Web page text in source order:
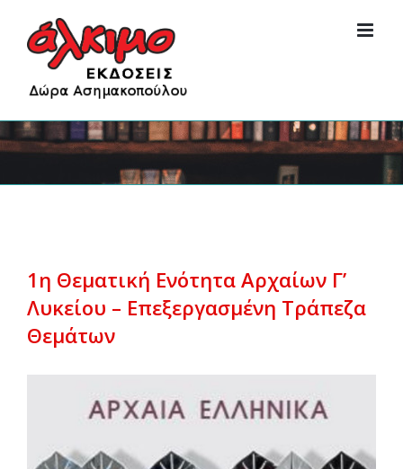
content
1η Θεματική Ενότητα Αρχαίων Γ’
Λυκείου – Επεξεργασμένη Τράπεζα
Θεμάτων
Image